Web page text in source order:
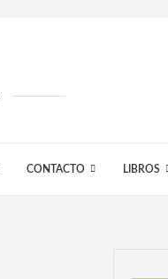
CONTACTO LIBROS